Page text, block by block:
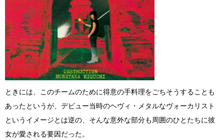
ときには、このチームのために得意の手料理をごちそうすることも
あったというが、デビュー当時のヘヴィ・メタルなヴォーカリスト
というイメージとは逆の、そんな意外な部分も周囲のひとたちに彼
女が愛される要因だった。